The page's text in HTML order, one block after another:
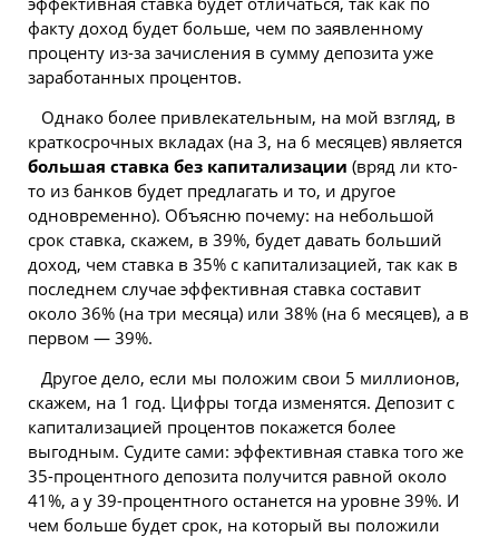
факту доход будет больше, чем по заявленному
проценту из-за зачисления в сумму депозита уже
заработанных процентов.
Однако более привлекательным, на мой взгляд, в
краткосрочных вкладах (на 3, на 6 месяцев) является
большая ставка без капитализации (вряд ли кто-
то из банков будет предлагать и то, и другое
одновременно). Объясню почему: на небольшой
срок ставка, скажем, в 39%, будет давать больший
доход, чем ставка в 35% с капитализацией, так как в
последнем случае эффективная ставка составит
около 36% (на три месяца) или 38% (на 6 месяцев), а в
первом — 39%.
Другое дело, если мы положим свои 5 миллионов,
скажем, на 1 год. Цифры тогда изменятся. Депозит с
капитализацией процентов покажется более
выгодным. Судите сами: эффективная ставка того же
35-процентного депозита получится равной около
41%, а у 39-процентного останется на уровне 39%. И
чем больше будет срок, на который вы положили